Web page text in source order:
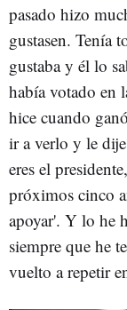
pasado hizo
gustasen. Tenía
gustaba y él lo
había votado en
hice cuando
ir a verlo y le
eres el
próximos cinco
apoyar'. Y lo he
siempre que he
vuelto a repetir